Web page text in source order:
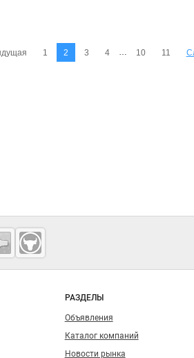
1 2 3 4 … 10 11
РАЗДЕЛЫ
Объявления
Каталог компаний
Новости рынка